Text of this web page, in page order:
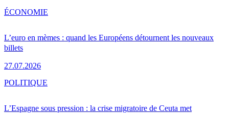
L’euro en mèmes : quand les Européens détournent les nouveaux
billets
27.07.2026
ÉCONOMIE
L’Espagne sous pression : la crise migratoire de Ceuta met
POLITIQUE